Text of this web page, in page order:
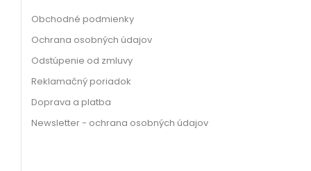
Obchodné podmienky
Ochrana osobných údajov
Odstúpenie od zmluvy
Reklamačný poriadok
Doprava a platba
Newsletter - ochrana osobných údajov